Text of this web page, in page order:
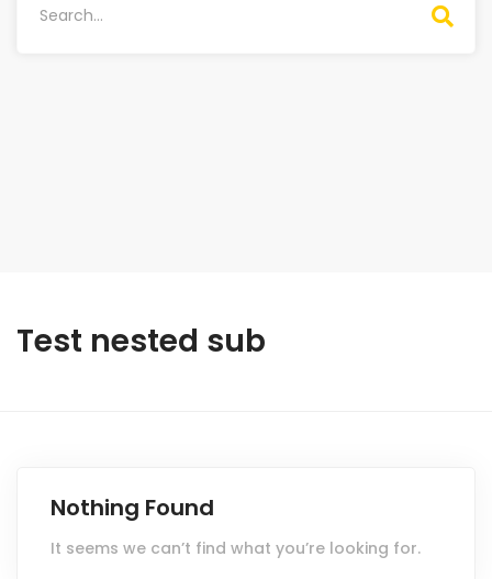
Test nested sub
Nothing Found
It seems we can’t find what you’re looking for.